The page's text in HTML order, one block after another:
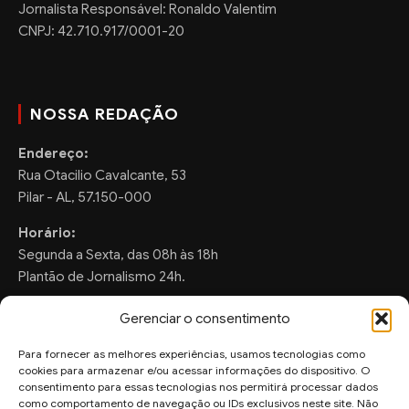
Gerenciar o consentimento
Para fornecer as melhores experiências, usamos tecnologias como
cookies para armazenar e/ou acessar informações do dispositivo. O
consentimento para essas tecnologias nos permitirá processar dados
como comportamento de navegação ou IDs exclusivos neste site. Não
Jornalista Responsável: Ronaldo Valentim
CNPJ: 42.710.917/0001-20
NOSSA REDAÇÃO
Endereço:
Rua Otacilio Cavalcante, 53
Pilar - AL, 57.150-000
Horário:
Segunda a Sexta, das 08h às 18h
Plantão de Jornalismo 24h.
FALE CONOSCO
Sugestões de Pauta: